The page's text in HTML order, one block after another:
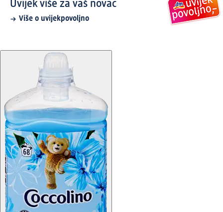
Uvijek više za vaš novac
Više o uvijekpovoljno